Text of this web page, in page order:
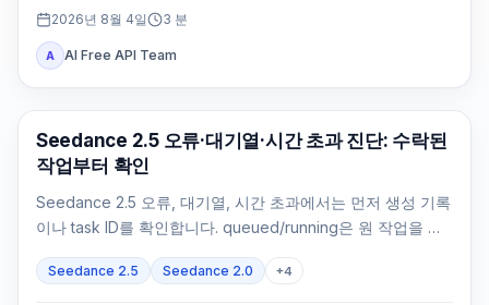
2026년 8월 4일 3 분
A AI Free API Team
AI 비디오 생성
Seedance 2.5 오류·대기열·시간 초과 진단: 수락된
작업부터 확인
Seedance 2.5 오류, 대기열, 시간 초과에서는 먼저 생성 기록
이나 task ID를 확인합니다. queued/running은 원 작업을 조
Seedance 2.5 Seedance 2.0 +4